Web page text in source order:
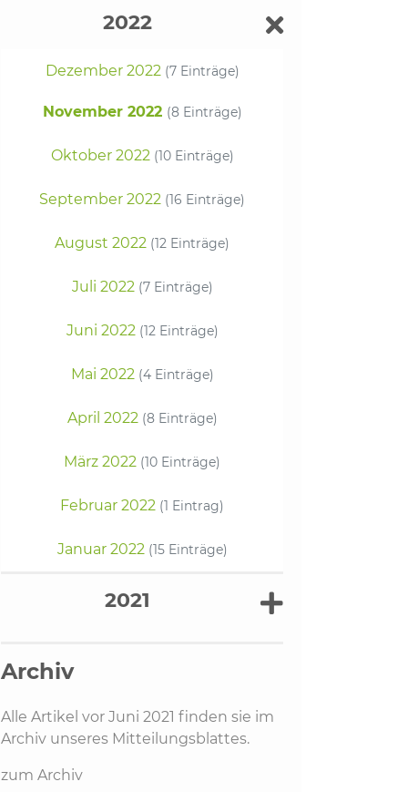
2022
Dezember 2022 (7 Einträge)
November 2022 (8 Einträge)
Oktober 2022 (10 Einträge)
September 2022 (16 Einträge)
August 2022 (12 Einträge)
Juli 2022 (7 Einträge)
Juni 2022 (12 Einträge)
Mai 2022 (4 Einträge)
April 2022 (8 Einträge)
März 2022 (10 Einträge)
Februar 2022 (1 Eintrag)
Januar 2022 (15 Einträge)
2021
Archiv
Alle Artikel vor Juni 2021 finden sie im
Archiv unseres Mitteilungsblattes.
zum Archiv